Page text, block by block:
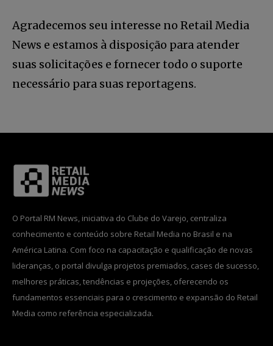
Agradecemos seu interesse no Retail Media
News e estamos à disposição para atender
suas solicitações e fornecer todo o suporte
necessário para suas reportagens.
O Portal RM News, iniciativa do Clube do Varejo, centraliza
conhecimento e conteúdo sobre Retail Media no Brasil e na
América Latina. Com foco na capacitação e qualificação de novas
lideranças, o portal divulga projetos premiados, cases de sucesso,
melhores práticas, tendências e projeções, oferecendo os
fundamentos essenciais para o crescimento e expansão do Retail
Media como referência especializada.